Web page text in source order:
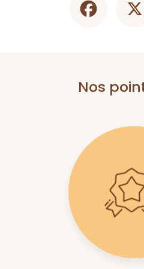
Nos